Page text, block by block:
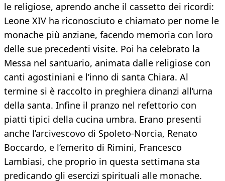
le religiose, aprendo anche il cassetto dei ricordi:
Leone XIV ha riconosciuto e chiamato per nome le
monache più anziane, facendo memoria con loro
delle sue precedenti visite. Poi ha celebrato la
Messa nel santuario, animata dalle religiose con
canti agostiniani e l’inno di santa Chiara. Al
termine si è raccolto in preghiera dinanzi all’urna
della santa. Infine il pranzo nel refettorio con
piatti tipici della cucina umbra. Erano presenti
anche l’arcivescovo di Spoleto-Norcia, Renato
Boccardo, e l’emerito di Rimini, Francesco
Lambiasi, che proprio in questa settimana sta
predicando gli esercizi spirituali alle monache.